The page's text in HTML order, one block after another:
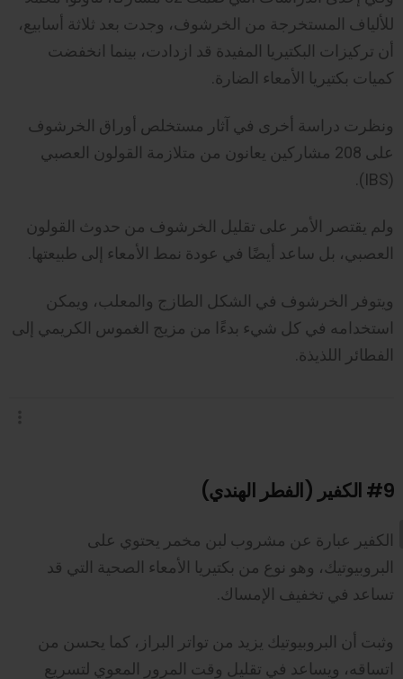
للألياف المستخرجة من الخرشوف، وجدت بعد ثلاثة أسابيع،
أن تركيزات البكتيريا المفيدة قد ازدادت، بينما انخفضت
كميات بكتيريا الأمعاء الضارة.
ونظرت دراسة أخرى في آثار مستخلص أوراق الخرشوف
على 208 مشاركين يعانون من متلازمة القولون العصبي
(IBS).
ولم يقتصر الأمر على تقليل الخرشوف من حدوث القولون
العصبي، بل ساعد أيضًا في عودة نمط الأمعاء إلى طبيعتها.
ويتوفر الخرشوف في الشكل الطازج والمعلب، ويمكن
استخدامه في كل شيء بدءًا من مزيج الغموس الكريمي إلى
الفطائر اللذيذة.
#9 الكفير (الفطر الهندي)
الكفير عبارة عن مشروب لبن مخمر يحتوي على
البروبيوتيك، وهو نوع من بكتيريا الأمعاء الصحية التي قد
تساعد في تخفيف الإمساك.
وثبت أن البروبيوتيك يزيد من تواتر البراز، كما يحسن من
اتساقه، ويساعد في تقليل وقت المرور المعوي لتسريع